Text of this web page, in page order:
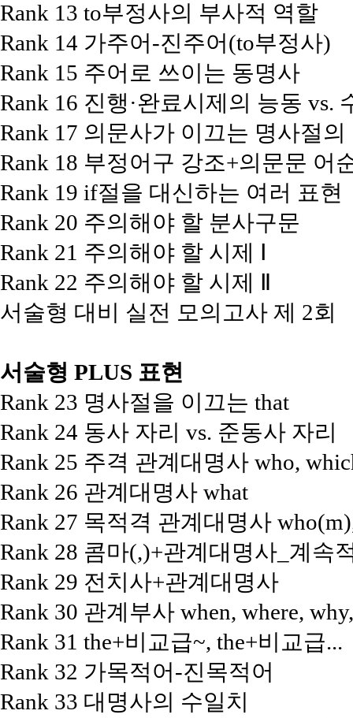
Rank 13 to부정사의 부사적 역할
Rank 14 가주어-진주어(to부정사)
Rank 15 주어로 쓰이는 동명사
Rank 16 진행·완료시제의 능동 vs.
Rank 17 의문사가 이끄는 명사절
Rank 18 부정어구 강조+의문문 어
Rank 19 if절을 대신하는 여러 표현
Rank 20 주의해야 할 분사구문
Rank 21 주의해야 할 시제 Ⅰ
Rank 22 주의해야 할 시제 Ⅱ
서술형 대비 실전 모의고사 제 2회
서술형 PLUS 표현
Rank 23 명사절을 이끄는 that
Rank 24 동사 자리 vs. 준동사 자리
Rank 25 주격 관계대명사 who,
Rank 26 관계대명사 what
Rank 27 목적격 관계대명사
Rank 28 콤마(,)+관계대명사_계속
Rank 29 전치사+관계대명사
Rank 30 관계부사 when, where,
Rank 31 the+비교급~, the+비교급...
Rank 32 가목적어-진목적어
Rank 33 대명사의 수일치